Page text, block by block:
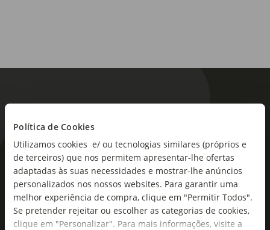
Política de Cookies
Utilizamos cookies e/ ou tecnologias similares (próprios e
de terceiros) que nos permitem apresentar-lhe ofertas
adaptadas às suas necessidades e mostrar-lhe anúncios
personalizados nos nossos websites. Para garantir uma
melhor experiência de compra, clique em "Permitir Todos".
Se pretender rejeitar ou escolher as categorias de cookies,
clique em "Personalizar". Para mais informações, visite a
As novidades mais frescas no
seu e-mail!
Subscreva e descubra campanhas exclusivas,
ofertas e novidades para si.